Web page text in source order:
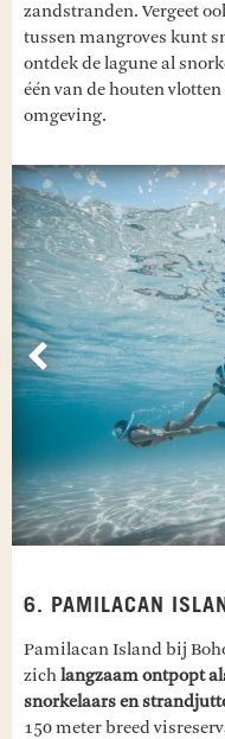
zandstranden. Vergeet
tussen mangroves kunt
ontdek de lagune al
één van de houten
omgeving.
Vorige
6. PAMILACAN
Pamilacan Island bij
zichlangzaam ontpopt
snorkelaars en
150 meter breed